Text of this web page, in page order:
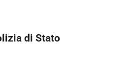
di Stato